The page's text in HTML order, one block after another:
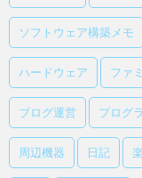
ソフトウェア構築メモ
ハードウェア ファ
ブログ運営 プログ
周辺機器 日記